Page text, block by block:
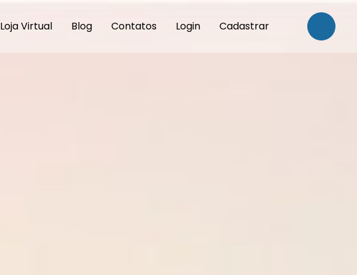
Loja Virtual Blog Contatos Login Cadastrar